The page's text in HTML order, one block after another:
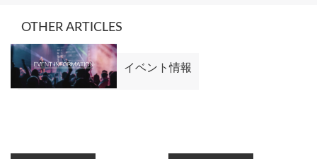
OTHER ARTICLES
イベント情報